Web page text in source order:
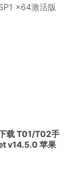
x64激活版
载 T01/T02手
v14.5.0 苹果